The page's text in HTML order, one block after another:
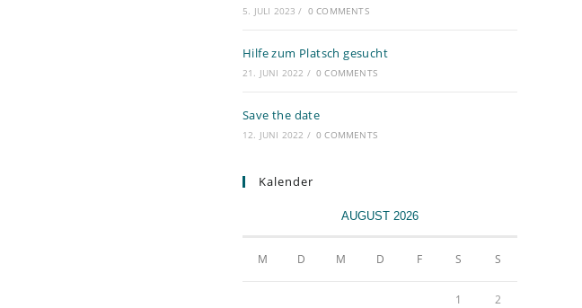
5. JULI 2023 / 0 COMMENTS
Hilfe zum Platsch gesucht
21. JUNI 2022 / 0 COMMENTS
Save the date
12. JUNI 2022 / 0 COMMENTS
Kalender
AUGUST 2026
M D M D F S S
1 2